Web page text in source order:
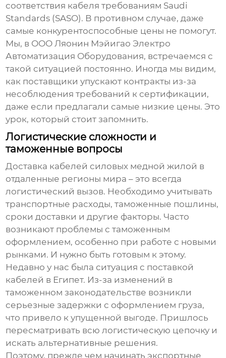
соответствия кабеля требованиям Saudi
Standards (SASO). В противном случае, даже
самые конкурентоспособные цены не помогут.
Мы, в ООО Ляонин Мэйигао Электро
Автоматизация Оборудования, встречаемся с
такой ситуацией постоянно. Иногда мы видим,
как поставщики упускают контракты из-за
несоблюдения требований к сертификации,
даже если предлагали самые низкие цены. Это
урок, который стоит запомнить.
Логистические сложности и
таможенные вопросы
Доставка кабелей силовых медной жилой в
отдаленные регионы мира – это всегда
логистический вызов. Необходимо учитывать
транспортные расходы, таможенные пошлины,
сроки доставки и другие факторы. Часто
возникают проблемы с таможенным
оформлением, особенно при работе с новыми
рынками. И нужно быть готовым к этому.
Недавно у нас была ситуация с поставкой
кабелей в Египет. Из-за изменений в
таможенном законодательстве возникли
серьезные задержки с оформлением груза,
что привело к упущенной выгоде. Пришлось
пересматривать всю логистическую цепочку и
искать альтернативные решения.
Поэтому, прежде чем начинать экспортные